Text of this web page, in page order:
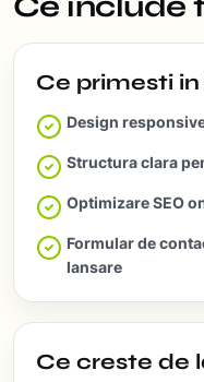
Ce primesti
Design
Structura clara
Optimizare SEO
Formular de
lansare
Ce creste de